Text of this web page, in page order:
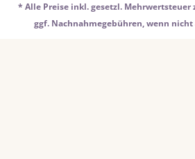
* Alle Preise inkl. gesetzl. Mehrwertsteuer
ggf. Nachnahmegebühren, wenn